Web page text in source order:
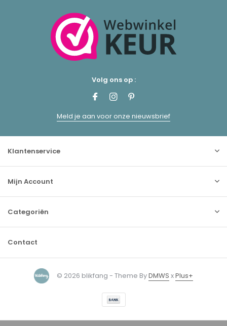
Volg ons op :
Meld je aan voor onze nieuwsbrief
Klantenservice
Mijn Account
Categoriën
Contact
© 2026 blikfang - Theme ByDMWS xPlus+